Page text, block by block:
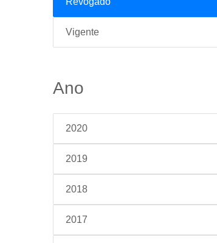
Vigente
Ano
2020
2019
2018
2017